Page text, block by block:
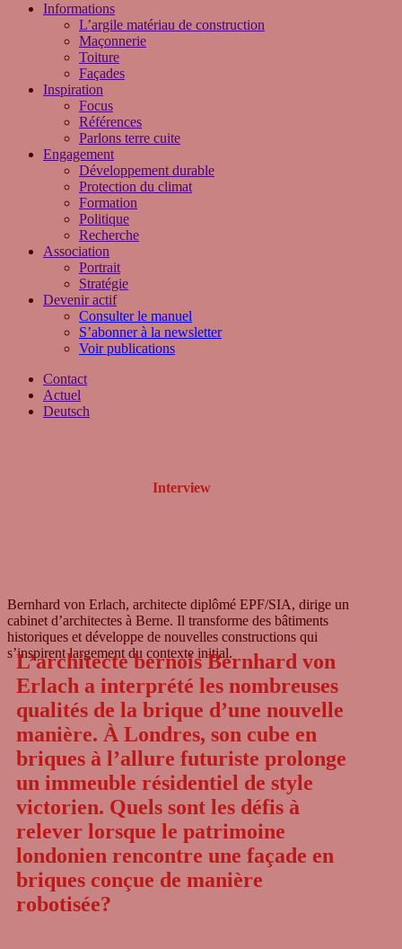
Informations
L’argile matériau de construction
Maçonnerie
Toiture
Façades
Inspiration
Focus
Références
Parlons terre cuite
Engagement
Développement durable
Protection du climat
Formation
Politique
Recherche
Association
Portrait
Stratégie
Devenir actif
Consulter le manuel
S’abonner à la newsletter
Voir publications
Contact
Actuel
Deutsch
Interview
Bern­hard von Erlach, archi­tecte diplômé EPF/SIA, dirige un
cabi­net d’architectes à Berne. Il trans­forme des bâti­ments
histo­ri­ques et déve­lo­ppe de nou­vel­les cons­truc­tions qui
s’inspirent lar­ge­ment du con­texte initial.
L’architecte bernois Bernhard von
Erlach a interprété les nombreuses
qualités de la brique d’une nouvelle
manière. À Londres, son cube en
briques à l’allure futuriste prolonge
un immeuble résidentiel de style
victorien. Quels sont les défis à
relever lorsque le patrimoine
londonien rencontre une façade en
briques conçue de manière
robotisée?